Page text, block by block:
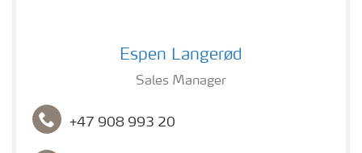
Espen Langerød
Sales Manager
+47 908 993 20